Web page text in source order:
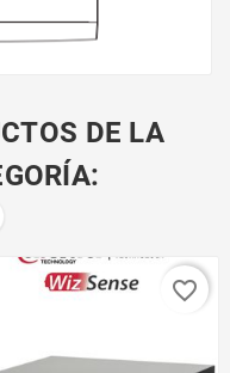
DE LA
favorite_border